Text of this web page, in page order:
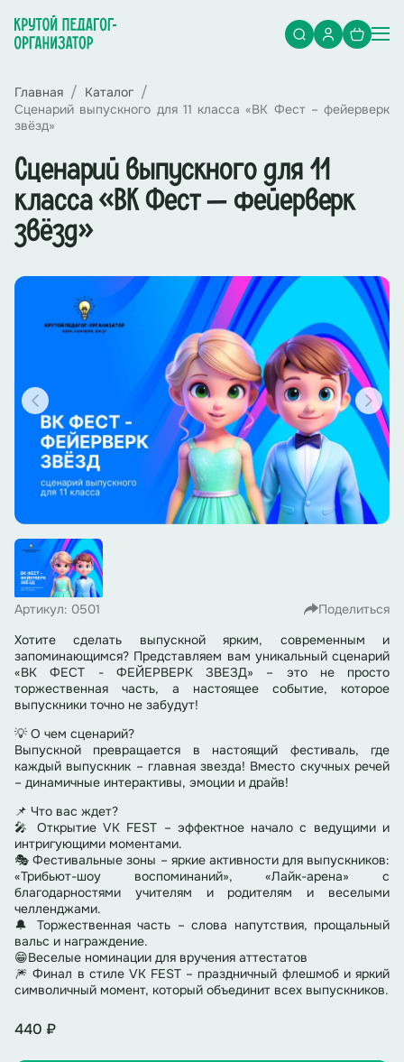
Главная
Каталог
Сценарий выпускного для 11 класса «ВК Фест – фейерверк
звёзд»
Сценарий выпускного для 11
класса «ВК Фест – фейерверк
звёзд»
Артикул: 0501
Поделиться
Хотите сделать выпускной ярким, современным и
запоминающимся? Представляем вам уникальный сценарий
«ВК ФЕСТ - ФЕЙЕРВЕРК ЗВЕЗД» – это не просто
торжественная часть, а настоящее событие, которое
выпускники точно не забудут!
💡 О чем сценарий?
Выпускной превращается в настоящий фестиваль, где
каждый выпускник – главная звезда! Вместо скучных речей
– динамичные интерактивы, эмоции и драйв!
📌 Что вас ждет?
🎤 Открытие VK FEST – эффектное начало с ведущими и
интригующими моментами.
🎭 Фестивальные зоны – яркие активности для выпускников:
«Трибьют-шоу воспоминаний», «Лайк-арена» с
благодарностями учителям и родителям и веселыми
челленджами.
🔔 Торжественная часть – слова напутствия, прощальный
вальс и награждение.
😁Веселые номинации для вручения аттестатов
🎆 Финал в стиле VK FEST – праздничный флешмоб и яркий
символичный момент, который объединит всех выпускников.
440 ₽